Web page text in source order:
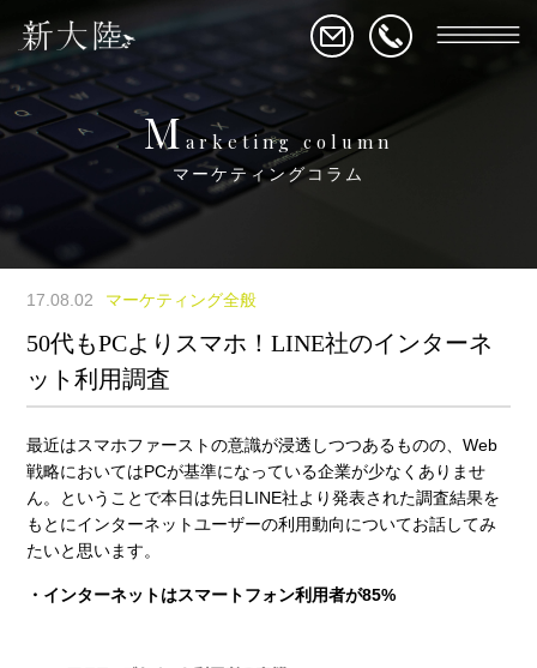
Marketing column
マーケティングコラム
17.08.02 マーケティング全般
50代もPCよりスマホ！LINE社のインターネ
ット利用調査
最近はスマホファーストの意識が浸透しつつあるものの、Web
戦略においてはPCが基準になっている企業が少なくありませ
ん。ということで本日は先日LINE社より発表された調査結果を
もとにインターネットユーザーの利用動向についてお話してみ
たいと思います。
・インターネットはスマートフォン利用者が85%